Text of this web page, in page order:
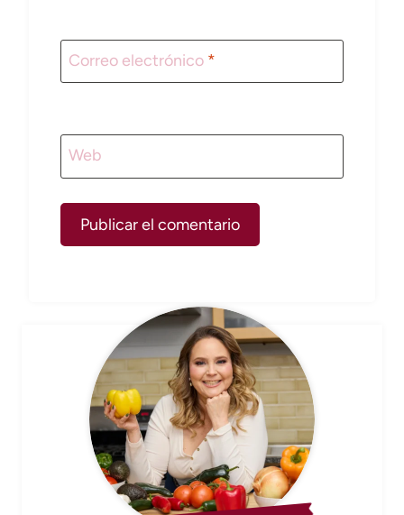
Correo electrónico *
Web